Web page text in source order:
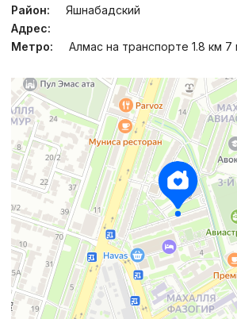
Район:
Яшнабадский
Адрес:
Метро:
Алмас на транспорте 1.8 км 7